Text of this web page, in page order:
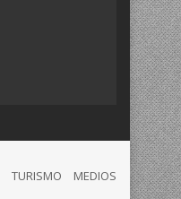
TURISMO MEDIOS